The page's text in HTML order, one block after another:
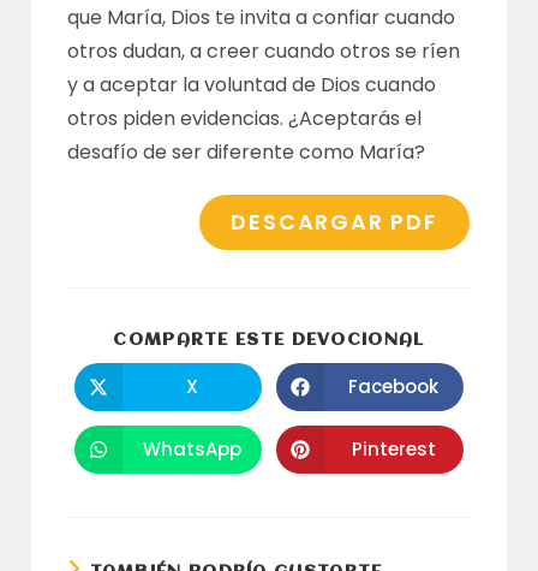
que María, Dios te invita a confiar cuando
otros dudan, a creer cuando otros se ríen
y a aceptar la voluntad de Dios cuando
otros piden evidencias. ¿Aceptarás el
desafío de ser diferente como María?
DESCARGAR PDF
COMPARTE ESTE DEVOCIONAL
abre
en
una
nueva
ventana
X Se
abre
en
una
nueva
ventana
Facebook
Se
abre
WhatsApp Se
abre
Pinterest